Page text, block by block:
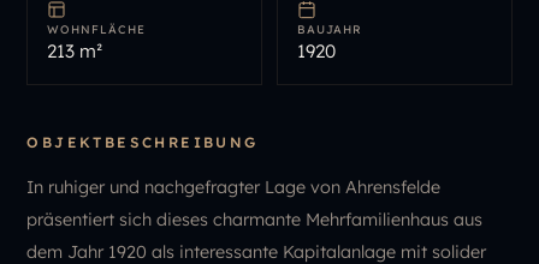
WOHNFLÄCHE
213 m²
BAUJAHR
1920
OBJEKTBESCHREIBUNG
In ruhiger und nachgefragter Lage von Ahrensfelde
präsentiert sich dieses charmante Mehrfamilienhaus aus
dem Jahr 1920 als interessante Kapitalanlage mit solider